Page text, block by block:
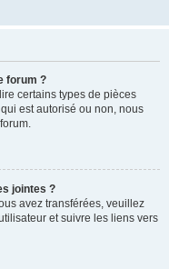
forum ?
certains types de pièces
est autorisé ou non, nous
jointes ?
avez transférées, veuillez
et suivre les liens vers